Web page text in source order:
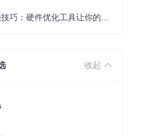
收起